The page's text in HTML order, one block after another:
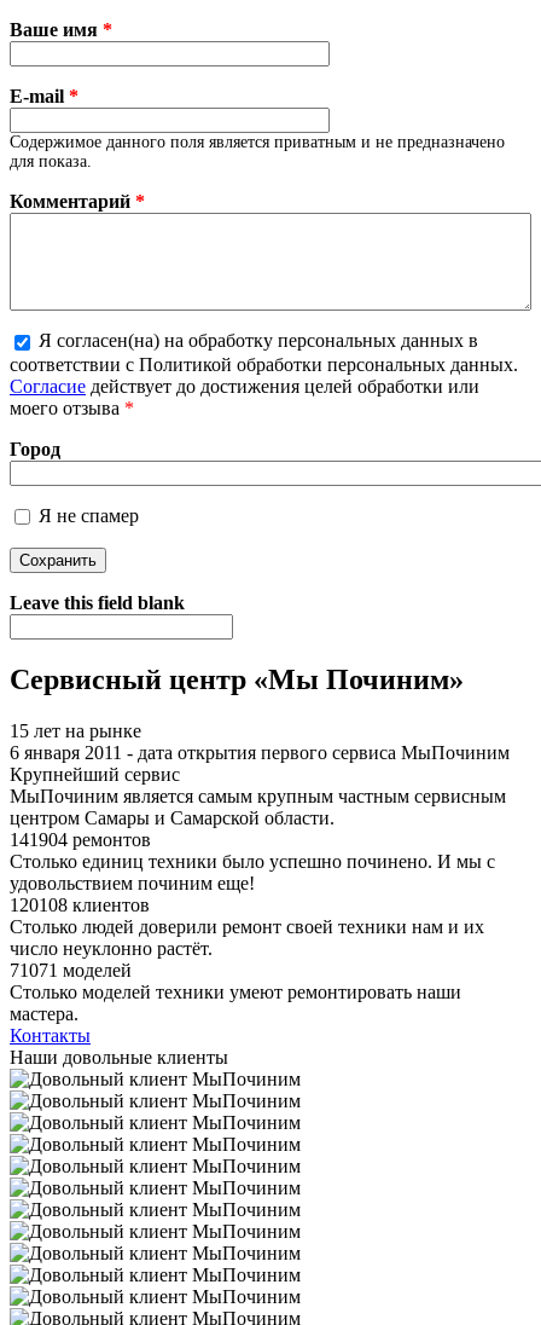
Ваше имя *
E-mail *
Содержимое данного поля является приватным и не предназначено
для показа.
Комментарий *
Более подробная информация о текстовых форматах
Я согласен(на) на обработку персональных данных в
соответствии с Политикой обработки персональных данных.
Согласие действует до достижения целей обработки или
моего отзыва *
Город
Я не спамер
Я спамер
Leave this field blank
Сервисный центр «Мы Починим»
15 лет на рынке
6 января 2011 - дата открытия первого сервиса МыПочиним
Крупнейший сервис
МыПочиним является самым крупным частным сервисным
центром Самары и Самарской области.
141904 ремонтов
Столько единиц техники было успешно починено. И мы с
удовольствием починим еще!
120108 клиентов
Столько людей доверили ремонт своей техники нам и их
число неуклонно растёт.
71071 моделей
Столько моделей техники умеют ремонтировать наши
мастера.
Контакты
Наши довольные клиенты